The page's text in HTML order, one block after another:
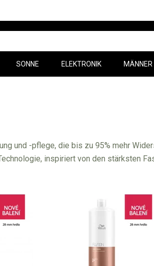
SONNE ELEKTRONIK MÄNNER
und -pflege, die bis zu 95% mehr
inspiriert von den stärksten